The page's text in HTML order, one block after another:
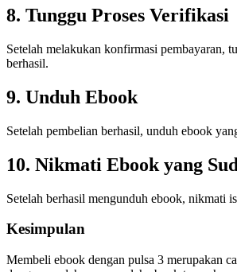
8. Tunggu Proses Verifikasi
Setelah melakukan konfirmasi pembayaran,
berhasil.
9. Unduh Ebook
Setelah pembelian berhasil, unduh ebook
10. Nikmati Ebook yang
Setelah berhasil mengunduh ebook, nikmati
Kesimpulan
Membeli ebook dengan pulsa 3 merupakan